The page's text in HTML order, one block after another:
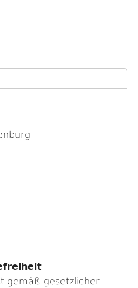
gemäß gesetzlicher